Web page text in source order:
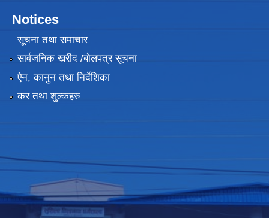
Notices
सूचना तथा समाचार
सार्वजनिक खरीद /बोलपत्र सूचना
ऐन, कानुन तथा निर्देशिका
कर तथा शुल्कहरु